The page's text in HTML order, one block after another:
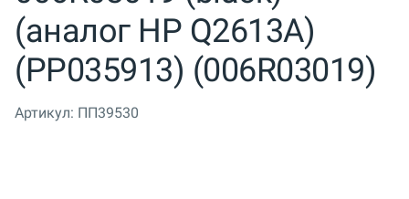
(аналог HP Q2613A)
(PP035913) (006R03019)
Артикул: ПП39530